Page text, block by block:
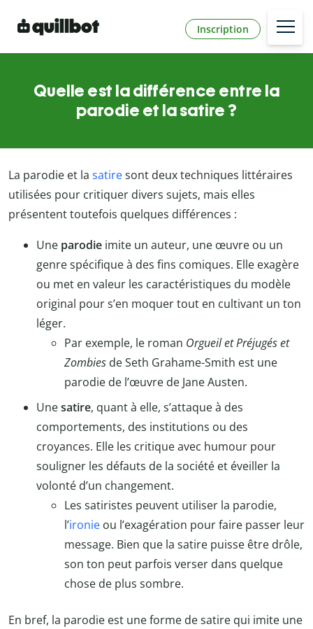
Inscription
Quelle est la différence entre la
parodie et la satire ?
La parodie et la satiresont deux techniques littéraires
utilisées pour critiquer divers sujets, mais elles
présentent toutefois quelques différences :
Une parodie imite un auteur, une œuvre ou un
genre spécifique à des fins comiques. Elle exagère
ou met en valeur les caractéristiques du modèle
original pour s’en moquer tout en cultivant un ton
léger.
Par exemple, le roman Orgueil et Préjugés et
Zombies de Seth Grahame-Smith est une
parodie de l’œuvre de Jane Austen.
Unesatire, quant à elle, s’attaque à des
comportements, des institutions ou des
croyances. Elle les critique avec humour pour
souligner les défauts de la société et éveiller la
volonté d’un changement.
Les satiristes peuvent utiliser la parodie,
l’ironie ou l’exagération pour faire passer leur
message. Bien que la satire puisse être drôle,
son ton peut parfois verser dans quelque
chose de plus sombre.
En bref, la parodie est une forme de satire qui imite une